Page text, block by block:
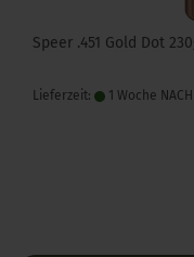
Speer .451 Gold Dot
Lieferzeit: 1 Woche